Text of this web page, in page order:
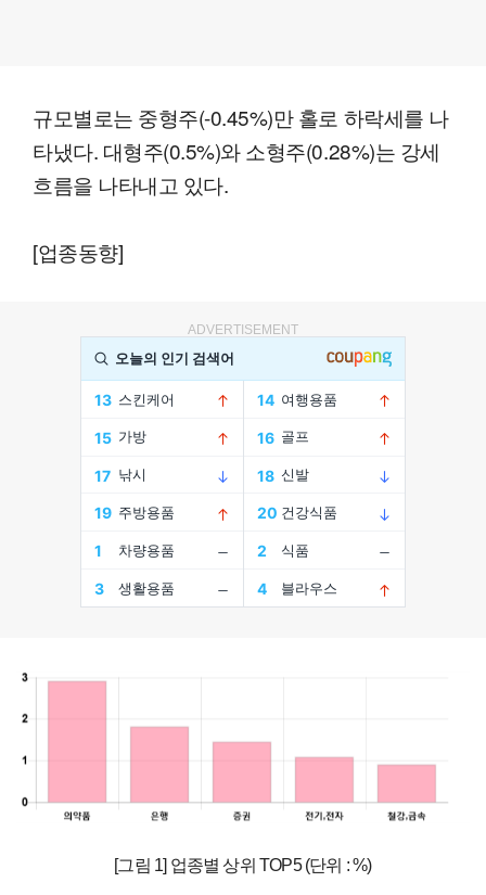
규모별로는 중형주(-0.45%)만 홀로 하락세를 나
타냈다. 대형주(0.5%)와 소형주(0.28%)는 강세
흐름을 나타내고 있다.
[업종동향]
ADVERTISEMENT
[그림 1] 업종별 상위 TOP5 (단위 : %)